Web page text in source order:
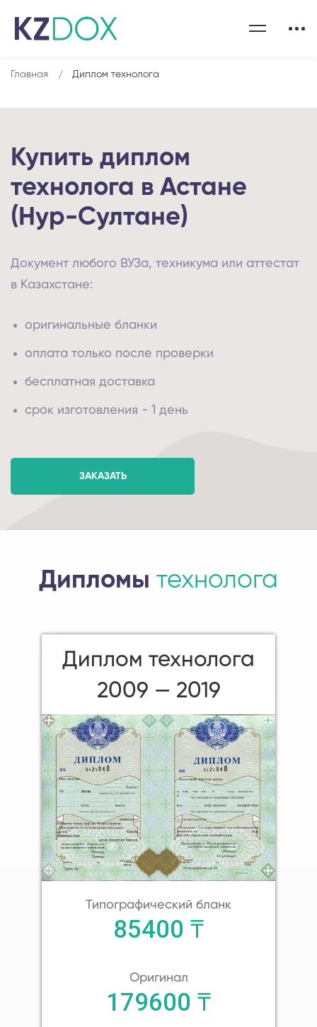
Главная Диплом технолога
Купить диплом
технолога в Астане
(Нур-Султане)
Документ любого ВУЗа, техникума или аттестат
в Казахстане:
оригинальные бланки
оплата только после проверки
бесплатная доставка
срок изготовления - 1 день
ЗАКАЗАТЬ
Дипломы технолога
Диплом технолога
2009 — 2019
Типографический бланк
85400 ₸
Оригинал
179600 ₸